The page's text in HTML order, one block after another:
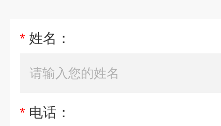
* 姓名：
* 电话：